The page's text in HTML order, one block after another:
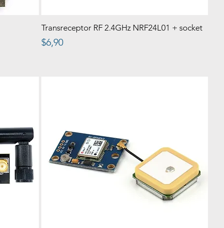
Transreceptor RF 2.4GHz NRF24L01 + socket
Precio
$6,90